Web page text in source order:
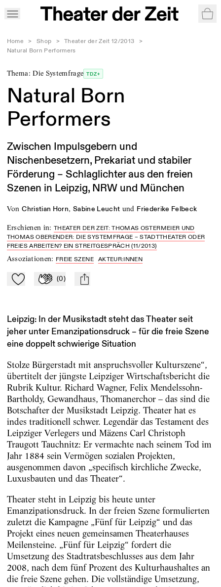
Home > Shop > Theater der Zeit 12/2013
>
Natural Born Performers
Thema: Die Systemfrage TDZ+
Natural Born
Performers
Zwischen Impulsgebern und
Nischenbesetzern, Prekariat und stabiler
Förderung – Schlaglichter aus den freien
Szenen in Leipzig, NRW und München
von Christian Horn, Sabine Leucht und Friederike Felbeck
Erschienen in:THEATER DER ZEIT: THOMAS OSTERMEIER UND
THOMAS OBERENDER: DIE SYSTEMFRAGE – STADTTHEATER ODER
FREIES ARBEITEN? EIN STREITGESPRÄCH (11/2013)
Assoziationen: FREIE SZENE AKTEUR:INNEN
Zu Mein-TdZ hinzufügen
Applaudieren
(0) mail
Leipzig: In der Musikstadt steht das Theater seit
jeher unter Emanzipationsdruck – für die freie Szene
eine doppelt schwierige Situation
Stolze Bürgerstadt mit anspruchsvoller Kulturszene“,
übertitelt der jüngste Leipziger Wirtschaftsbericht die
Rubrik Kultur. Richard Wagner, Felix Mendelssohn-
Bartholdy, Gewandhaus, Thomanerchor – das sind die
Botschafter der Musikstadt Leipzig. Theater hat es
indes traditionell schwer. Legendär das Testament des
Leipziger Verlegers und Mäzens Carl Christoph
Traugott Tauchnitz: Er vermachte nach seinem Tod im
Jahr 1884 sein Vermögen sozialen Projekten,
ausgenommen davon „specifisch kirchliche Zwecke,
Luxusbauten und das Theater“.
Theater steht in Leipzig bis heute unter
Emanzipationsdruck. In der freien Szene formulierten
zuletzt die Kampagne „Fünf für Leipzig“ und das
Projekt eines neuen gemeinsamen Theaterhauses
Meilensteine. „Fünf für Leipzig“ fordert die
Umsetzung des Stadtratsbeschlusses aus dem Jahr
2008, nach dem fünf Prozent des Kulturhaushaltes an
die freie Szene gehen. Die vollständige Umsetzung,